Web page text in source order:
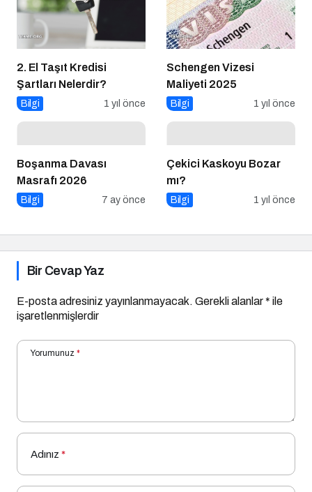
2. El Taşıt Kredisi
Şartları Nelerdir?
Bilgi 1 yıl önce
Schengen Vizesi
Maliyeti 2025
Bilgi
Boşanma Davası
Masrafı 2026
Bilgi
Çekici Kaskoyu Bozar
mı?
Bilgi
Bir Cevap Yaz
işaretlenmişlerdir
Yorumunuz*